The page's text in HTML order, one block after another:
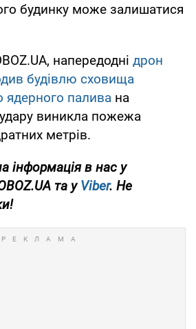
будинку може залишатися
напередодні дрон
будівлю сховища
ядерного палива на
виникла пожежа
метрів.
інформація в нас у
та уViber. Не